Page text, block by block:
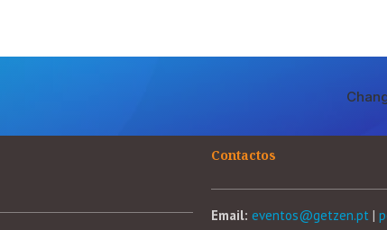
Contactos
Email: eventos@getzen.pt |